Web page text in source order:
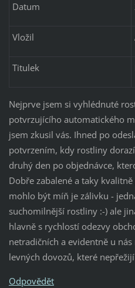
Datum
Vložil
Titulek
Nejprve jsem si vyhlédnuté
potvrzujícího automatického
jsem zkusil vás. Ihned po
potvrzením, kdy rostliny
druhý den po objednávce,
Dobře zabalené a taky
mohlo být míň je zálivku -
suchomilnější rostliny :-) ale
hlavně s rychlostí odezvy
netradičních a evidentně u
levných dovozů, které
Odpovědět